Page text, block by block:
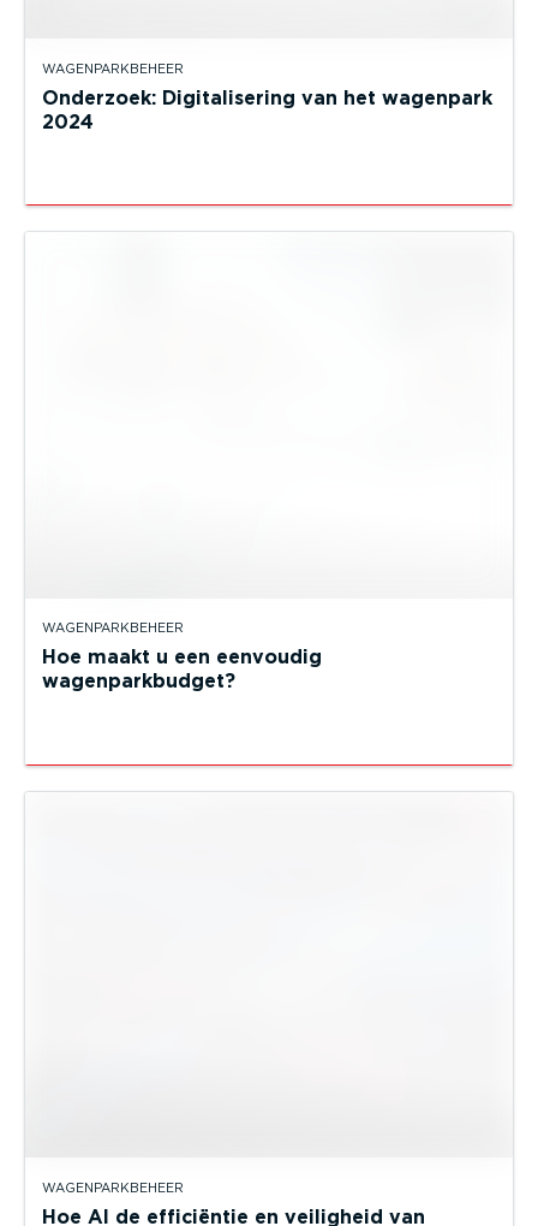
WAGENPARKBEHEER
Onderzoek: Digitalisering van het wagenpark
2024
WAGENPARKBEHEER
Hoe maakt u een eenvoudig
wagenparkbudget?
WAGENPARKBEHEER
Hoe AI de efficiëntie en veiligheid van